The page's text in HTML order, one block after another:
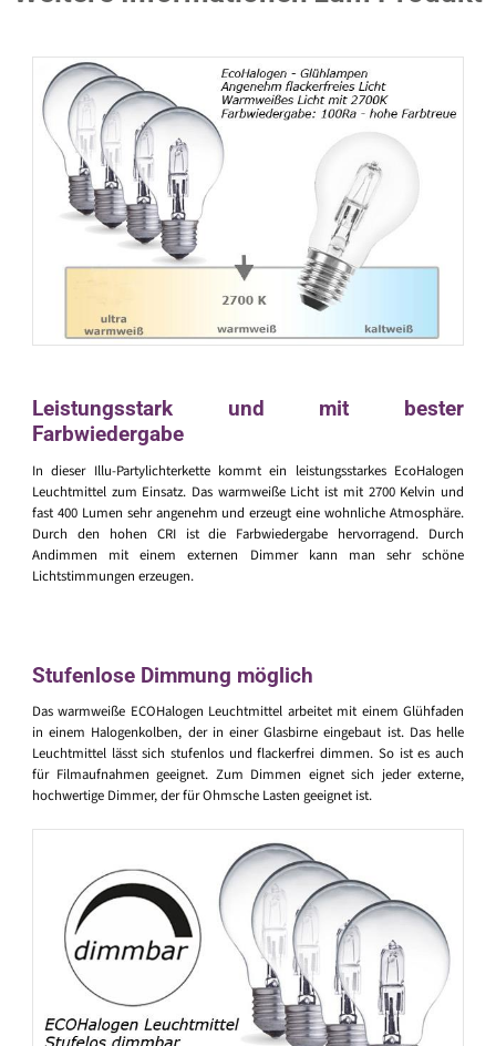
Leistungsstark und mit bester
Farbwiedergabe
In dieser Illu-Partylichterkette kommt ein leistungsstarkes EcoHalogen
Leuchtmittel zum Einsatz. Das warmweiße Licht ist mit 2700 Kelvin und
fast 400 Lumen sehr angenehm und erzeugt eine wohnliche Atmosphäre.
Durch den hohen CRI ist die Farbwiedergabe hervorragend. Durch
Andimmen mit einem externen Dimmer kann man sehr schöne
Lichtstimmungen erzeugen.
Stufenlose Dimmung möglich
Das warmweiße ECOHalogen Leuchtmittel arbeitet mit einem Glühfaden
in einem Halogenkolben, der in einer Glasbirne eingebaut ist. Das helle
Leuchtmittel lässt sich stufenlos und flackerfrei dimmen. So ist es auch
für Filmaufnahmen geeignet. Zum Dimmen eignet sich jeder externe,
hochwertige Dimmer, der für Ohmsche Lasten geeignet ist.